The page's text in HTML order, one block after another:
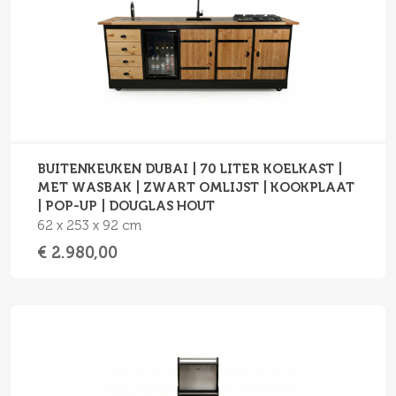
BUITENKEUKEN DUBAI | 70 LITER KOELKAST |
MET WASBAK | ZWART OMLIJST | KOOKPLAAT
| POP-UP | DOUGLAS HOUT
62 x 253 x 92 cm
€ 2.980,00